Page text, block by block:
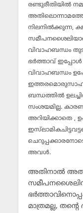
രണ്ടുരീതിയില്‍
നിലനില്‍ക്കുന്ന,
വിവാഹബന്ധം
ഭര്‍ത്താവ്
വിവാഹബന്ധം
ബന്ധത്തില്‍
സംശയമില്ല.
അറിയിക്കാതെ ,
അവള്‍.
അതിനാല്‍
മാത്രമല്ല,